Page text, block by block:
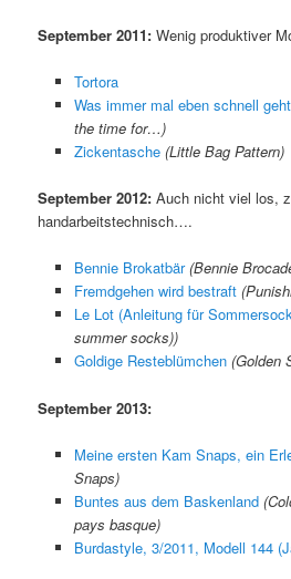
September 2011: Wenig produktiver
Tortora
Was immer mal eben schnell
the time for…)
Zickentasche (Little Bag Pattern)
September 2012:Auch nicht viel los,
handarbeitstechnisch….
Bennie Brokatbär (Bennie
Fremdgehen wird bestraft
Le Lot (Anleitung für
summer socks))
Goldige Resteblümchen (Golden
September 2013:
Meine ersten Kam Snaps, ein
Snaps)
Buntes aus dem Baskenland
pays basque)
Burdastyle, 3/2011, Modell 144